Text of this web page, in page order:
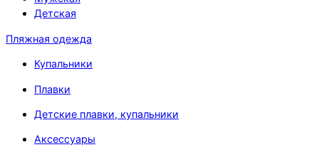
Детская
Пляжная одежда
Купальники
Плавки
Детские плавки, купальники
Аксессуары